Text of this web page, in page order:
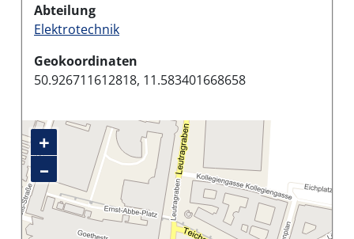
Abteilung
Elektrotechnik
Geokoordinaten
50.926711612818, 11.583401668658
+
–